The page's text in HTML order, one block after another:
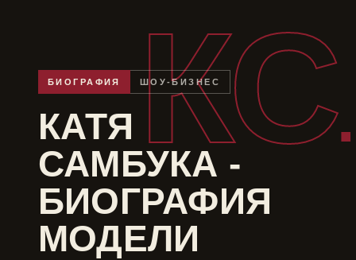
КС
БИОГРАФИЯ ШОУ-БИЗНЕС
КАТЯ
САМБУКА -
БИОГРАФИЯ
МОДЕЛИ